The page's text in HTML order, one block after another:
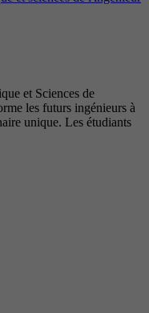
et Sciences de
les futurs ingénieurs à
unique. Les étudiants